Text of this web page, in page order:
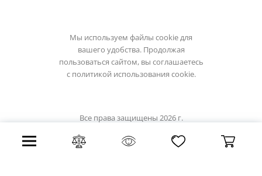
Мы используем файлы cookie для
вашего удобства. Продолжая
пользоваться сайтом, вы соглашаетесь
с политикой использования cookie.
Все права защищены 2026 г.